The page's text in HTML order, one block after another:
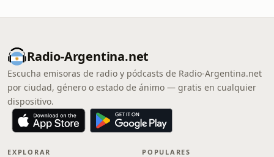
Radio-Argentina.net
Escucha emisoras de radio y pódcasts de Radio-Argentina.net
por ciudad, género o estado de ánimo — gratis en cualquier
dispositivo.
EXPLORAR POPULARES